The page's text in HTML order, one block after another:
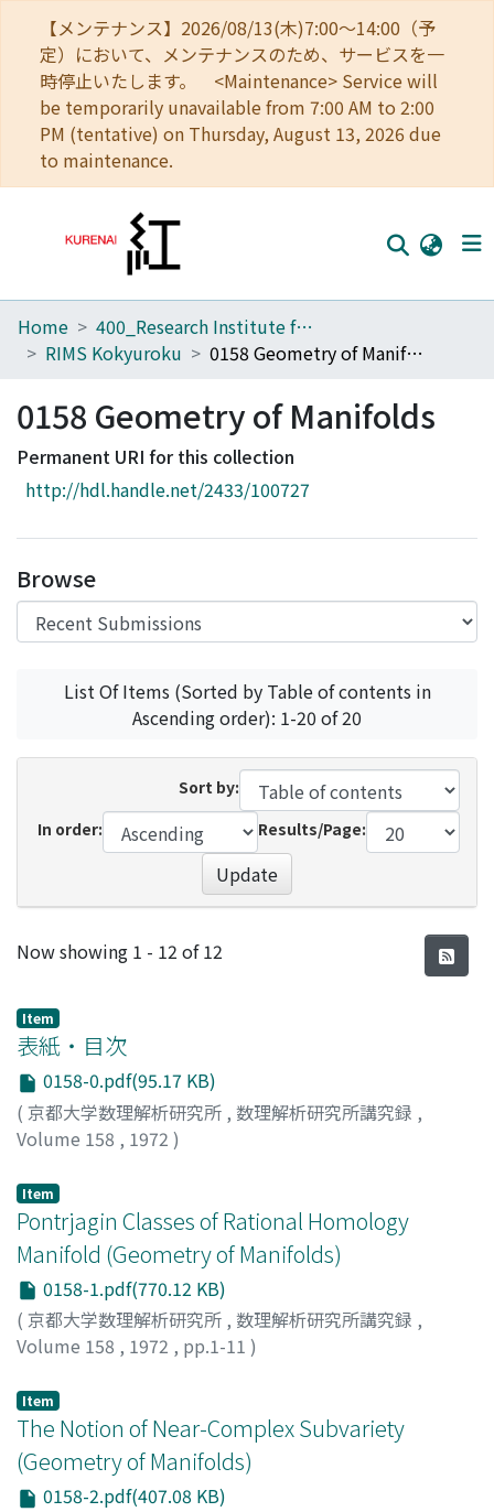
【メンテナンス】2026/08/13(木)7:00～14:00（予
定）において、メンテナンスのため、サービスを一
時停止いたします。 <Maintenance> Service will
be temporarily unavailable from 7:00 AM to 2:00
PM (tentative) on Thursday, August 13, 2026 due
to maintenance.
Home
Browse
Download Ranking
Access Statistics
Home
400_Research Institute for Mathematical Sciences
RIMS Kokyuroku
0158 Geometry of Manifolds
0158 Geometry of Manifolds
Permanent URI for this collection
http://hdl.handle.net/2433/100727
Browse
List Of Items (Sorted by Table of contents in
Ascending order): 1-20 of 20
Sort by:
In order:
Results/Page:
Update
Recent Submissions
Now showing 1 - 12 of 12
Item
表紙・目次
0158-0.pdf(95.17 KB)
( 京都大学数理解析研究所 , 数理解析研究所講究録 ,
Volume 158 , 1972 )
Item
Pontrjagin Classes of Rational Homology
Manifold (Geometry of Manifolds)
0158-1.pdf(770.12 KB)
( 京都大学数理解析研究所 , 数理解析研究所講究録 ,
Volume 158 , 1972 , pp.1-11 )
タ, シゲユキ
Item
The Notion of Near-Complex Subvariety
(Geometry of Manifolds)
0158-2.pdf(407.08 KB)